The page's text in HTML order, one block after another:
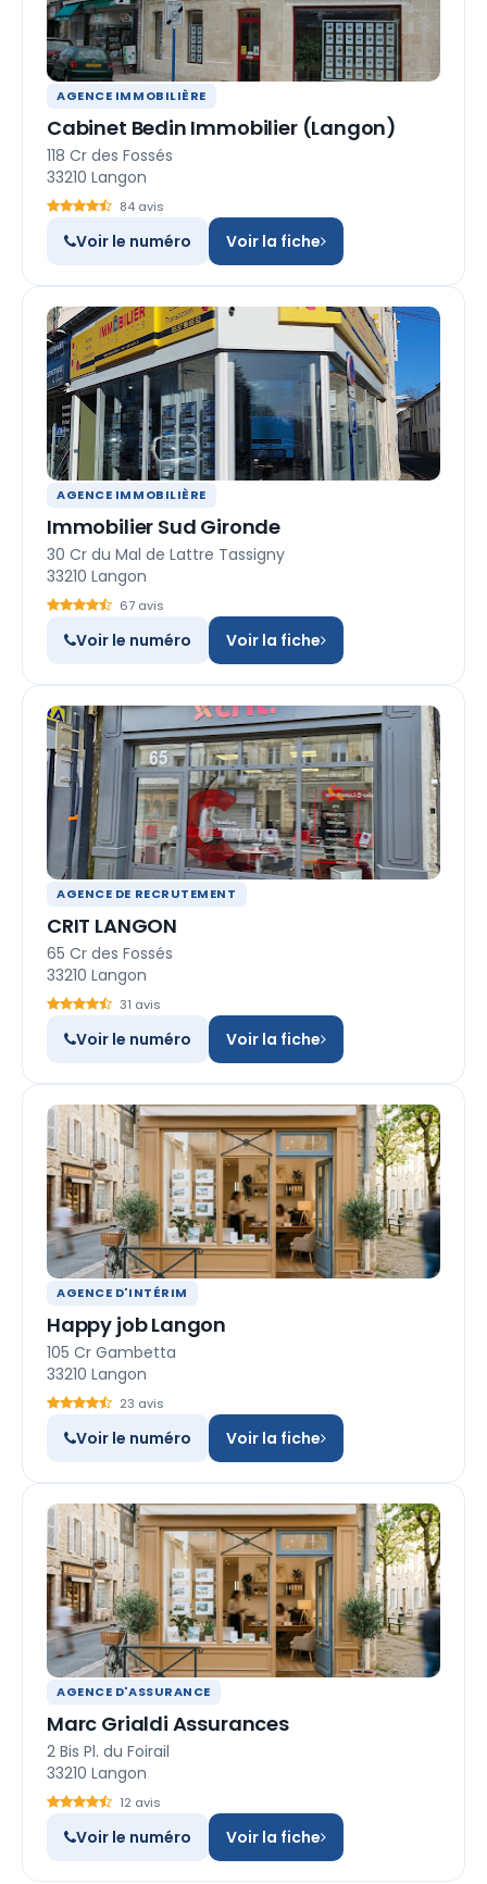
AGENCE IMMOBILIÈRE
Cabinet Bedin Immobilier (Langon)
118 Cr des Fossés
33210 Langon
84 avis
Voir le numéro Voir la fiche
AGENCE IMMOBILIÈRE
Immobilier Sud Gironde
30 Cr du Mal de Lattre Tassigny
33210 Langon
67 avis
Voir le numéro Voir la fiche
AGENCE DE RECRUTEMENT
CRIT LANGON
65 Cr des Fossés
33210 Langon
31 avis
Voir le numéro Voir la fiche
AGENCE D'INTÉRIM
Happy job Langon
105 Cr Gambetta
33210 Langon
23 avis
Voir le numéro Voir la fiche
AGENCE D'ASSURANCE
Marc Grialdi Assurances
2 Bis Pl. du Foirail
33210 Langon
12 avis
Voir le numéro Voir la fiche